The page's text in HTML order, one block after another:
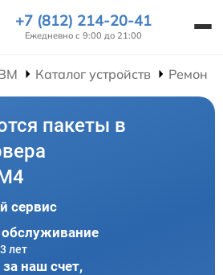
+7 (812) 214-20-41
Ежедневно с 9:00 до 21:00
Каталог устройств Ремонт
пакеты в
сервис
обслуживание
лет
наш счет,